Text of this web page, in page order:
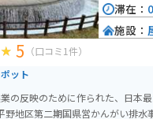
5 （口コミ1件）
ット
の反映のために作られた、日本
野地区第二期国県営かんがい排水
滞在：
施設：